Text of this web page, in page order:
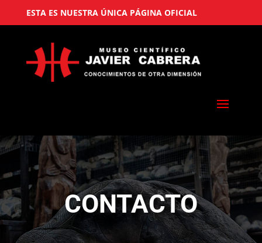
ESTA ES NUESTRA ÚNICA PÁGINA OFICIAL
CONTACTO